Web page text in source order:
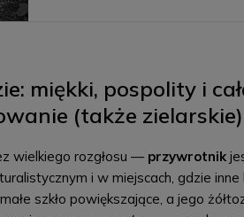
miękki, pospolity i
(także zielarskie)
wielkiego rozgłosu — przywrotnik
i w miejscach, gdzie inne
szkło powiększające, a jego